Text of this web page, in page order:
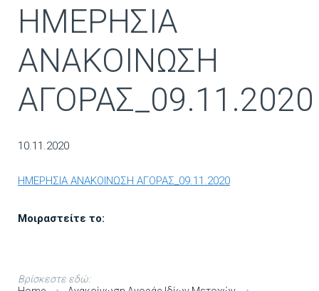
ΗΜΕΡΗΣΙΑ
ΑΝΑΚΟΙΝΩΣΗ
ΑΓΟΡΑΣ_09.11.2020
10.11.2020
ΗΜΕΡΗΣΙΑ ΑΝΑΚΟΙΝΩΣΗ ΑΓΟΡΑΣ_09.11.2020
Μοιραστείτε το:
Βρίσκεστε εδώ: